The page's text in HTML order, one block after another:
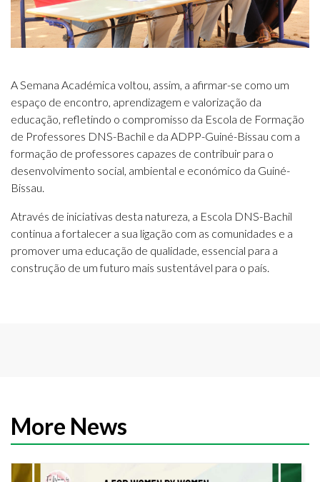
A Semana Académica voltou, assim, a afirmar-se como um
espaço de encontro, aprendizagem e valorização da
educação, refletindo o compromisso da Escola de Formação
de Professores DNS-Bachil e da ADPP-Guiné-Bissau com a
formação de professores capazes de contribuir para o
desenvolvimento social, ambiental e económico da Guiné-
Bissau.
Através de iniciativas desta natureza, a Escola DNS-Bachil
continua a fortalecer a sua ligação com as comunidades e a
promover uma educação de qualidade, essencial para a
construção de um futuro mais sustentável para o país.
More News